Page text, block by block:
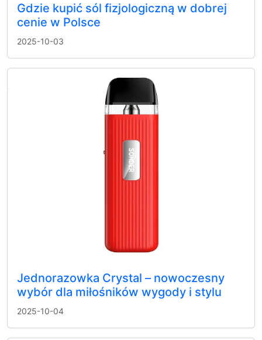
Gdzie kupić sól fizjologiczną w dobrej
cenie w Polsce
2025-10-03
Jednorazowka Crystal – nowoczesny
wybór dla miłośników wygody i stylu
2025-10-04